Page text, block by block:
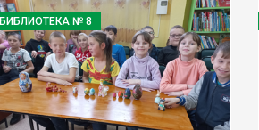
БИБЛИОТЕКА № 8